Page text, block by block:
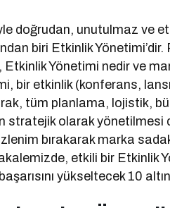
doğrudan, unutulmaz ve
biri Etkinlik
Yönetimi nedir ve
bir etkinlik (konferans,
tüm planlama, lojistik,
olarak yönetilmesi
bırakarak marka
etkili bir
yükseltecek 10